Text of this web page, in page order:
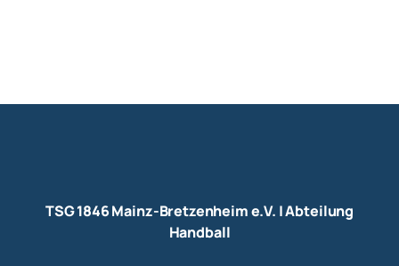
TSG 1846 Mainz-Bretzenheim e.V. | Abteilung
Handball